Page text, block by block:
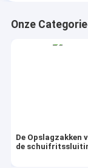
Tape-label
Onze
De Opslagzakken
de